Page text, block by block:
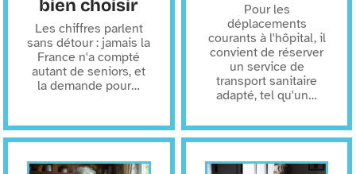
bien choisir
Les chiffres parlent
sans détour : jamais la
France n'a compté
autant de seniors, et
la demande pour…
Pour les
déplacements
courants à l'hôpital, il
convient de réserver
un service de
transport sanitaire
adapté, tel qu'un…